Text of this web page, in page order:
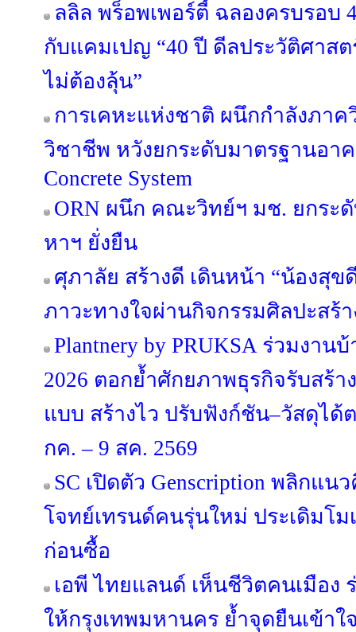
ลลิล พร็อพเพอร์ตี้ ฉลองครบรอบ
กับแคมเปญ “40 ปี ดีลประวัติศาส
ไม่ต้องลุ้น”
การเคหะแห่งชาติ ผนึกกำลังภาค
วิชาชีพ หวังยกระดับมาตรฐานอาค
Concrete System
ORN ผนึก คณะวิทย์ฯ มช. ยกระ
หาฯ ยั่งยืน
ศุภาลัย สร้างดี เดินหน้า “น้องสุข
ภาวะทางใจผ่านกิจกรรมศิลปะสร้
Plantnery by PRUKSA ร่วมงาน
2026 ตอกย้ำศักยภาพธุรกิจรับสร้
แบบ สร้างไว ปรับฟังก์ชัน–วัสดุได้
กค. – 9 สค. 2569
SC เปิดตัว Genscription พลิกแ
โจทย์เทรนด์คนรุ่นใหม่ ประเดิมโมเ
ก่อนซื้อ
เอพี ไทยแลนด์ เห็นชีวิตคนเมือง
ให้กรุงเทพมหานคร ย้ำจุดยืนเข้าใ